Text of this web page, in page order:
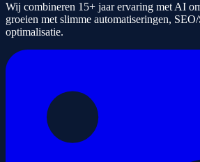
Wij combineren 15+ jaar ervaring met AI
groeien met slimme automatiseringen,
optimalisatie.